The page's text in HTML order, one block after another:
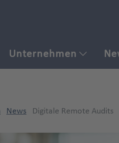
Unternehmen
News Digitale Remote Audits